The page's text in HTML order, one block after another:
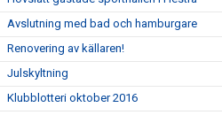
Avslutning med bad och hamburgare
Renovering av källaren!
Julskyltning
Klubblotteri oktober 2016